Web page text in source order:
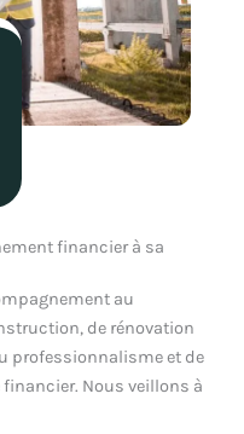
financier à sa
au
de rénovation
professionnalisme et de
Nous veillons à